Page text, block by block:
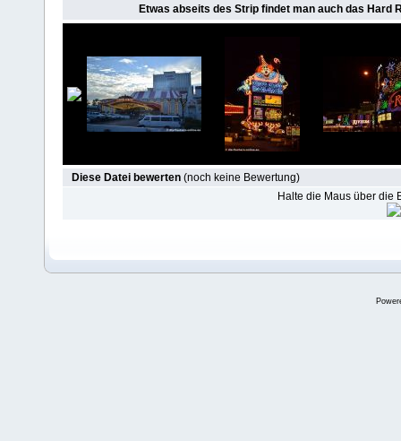
Etwas abseits des Strip findet man auch das Hard
Diese Datei bewerten (noch keine Bewertung)
Halte die Maus über die